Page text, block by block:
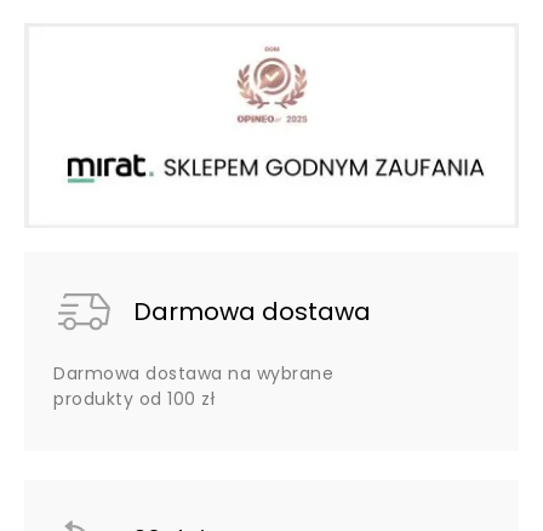
Darmowa dostawa
Darmowa dostawa na wybrane
produkty od 100 zł